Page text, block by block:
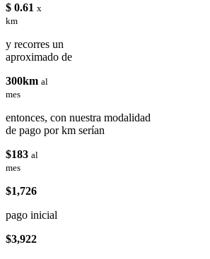
$ 0.61 x
km
y recorres un
aproximado de
300km al
mes
entonces, con nuestra modalidad
de pago por km serían
$183 al
mes
$1,726
pago inicial
$3,922